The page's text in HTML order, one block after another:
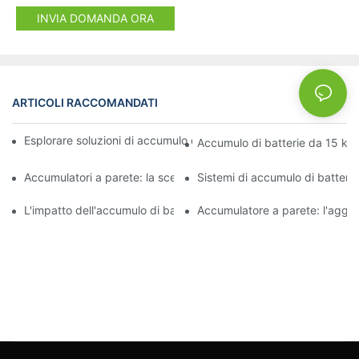
INVIA DOMANDA ORA
ARTICOLI RACCOMANDATI NEWS
Esplorare soluzioni di accumulo di energia per un futuro
Accumulo di batterie da 15
Accumulatori a parete: la scelta intelligente per i proprietari di
Sistemi di accumulo di
L'impatto dell'accumulo di batterie commerciali sulla gestione
Accumulatore a parete: